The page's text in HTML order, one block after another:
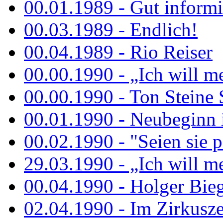
00.01.1989 - Gut
00.03.1989 - Endlich!
00.04.1989 - Rio Reiser
00.00.1990 - „Ich will
00.00.1990 - Ton Steine
00.01.1990 -
00.02.1990 - "Seien sie
29.03.1990 - „Ich will
00.04.1990 - Holger
02.04.1990 - Im